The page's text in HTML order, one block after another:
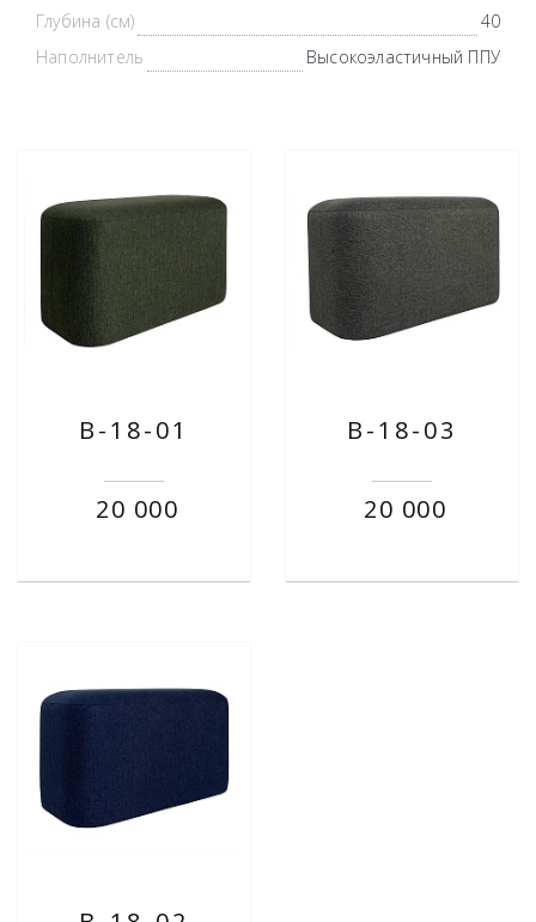
Глубина (см)
40
Наполнитель
Высокоэластичный ППУ
B-18-01
20 000
B-18-03
20 000